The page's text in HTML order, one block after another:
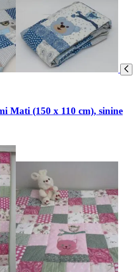
Mati (150 x 110 cm), sinine